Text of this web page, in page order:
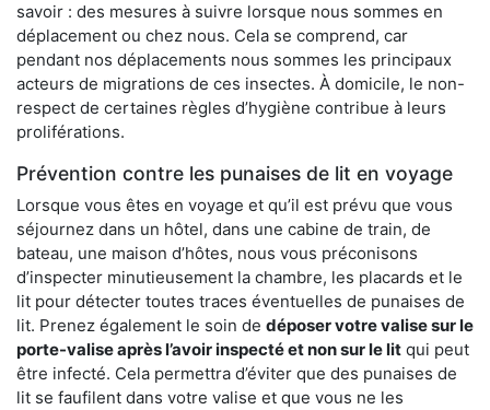
savoir : des mesures à suivre lorsque nous sommes en
déplacement ou chez nous. Cela se comprend, car
pendant nos déplacements nous sommes les principaux
acteurs de migrations de ces insectes. À domicile, le non-
respect de certaines règles d’hygiène contribue à leurs
proliférations.
Prévention contre les punaises de lit en voyage
Lorsque vous êtes en voyage et qu’il est prévu que vous
séjournez dans un hôtel, dans une cabine de train, de
bateau, une maison d’hôtes, nous vous préconisons
d’inspecter minutieusement la chambre, les placards et le
lit pour détecter toutes traces éventuelles de punaises de
lit. Prenez également le soin de déposer votre valise sur le
porte-valise après l’avoir inspecté et non sur le lit qui peut
être infecté. Cela permettra d’éviter que des punaises de
lit se faufilent dans votre valise et que vous ne les